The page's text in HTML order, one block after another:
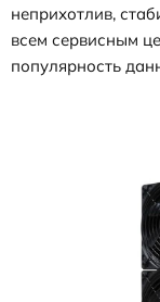
неприхотлив,
всем сервисным
популярность